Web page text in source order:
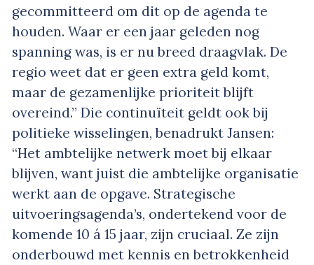
gecommitteerd om dit op de agenda te
houden. Waar er een jaar geleden nog
spanning was, is er nu breed draagvlak. De
regio weet dat er geen extra geld komt,
maar de gezamenlijke prioriteit blijft
overeind.” Die continuïteit geldt ook bij
politieke wisselingen, benadrukt Jansen:
“Het ambtelijke netwerk moet bij elkaar
blijven, want juist die ambtelijke organisatie
werkt aan de opgave. Strategische
uitvoeringsagenda’s, ondertekend voor de
komende 10 á 15 jaar, zijn cruciaal. Ze zijn
onderbouwd met kennis en betrokkenheid